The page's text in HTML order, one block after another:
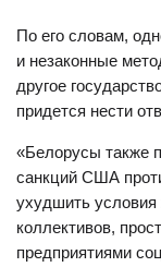
По его словам,
и незаконные
другое
придется нести
«Белорусы также
санкций США
ухудшить условия
коллективов,
предприятиями